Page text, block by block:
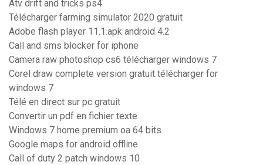
Atv drift and tricks ps4
Télécharger farming simulator 2020 gratuit
Adobe flash player 11.1.apk android 4.2
Call and sms blocker for iphone
Camera raw photoshop cs6 télécharger windows 7
Corel draw complete version gratuit télécharger for
windows 7
Télé en direct sur pc gratuit
Convertir un pdf en fichier texte
Windows 7 home premium oa 64 bits
Google maps for android offline
Call of duty 2 patch windows 10